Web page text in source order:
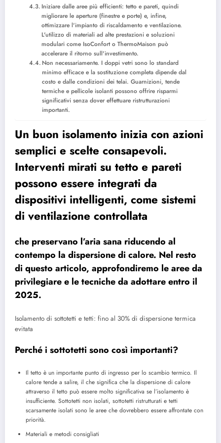
Iniziare dalle aree più efficienti: tetto e pareti, quindi
migliorare le aperture (finestre e porte) e, infine,
ottimizzare l'impianto di riscaldamento e ventilazione.
L'utilizzo di materiali ad alte prestazioni e soluzioni
modulari come IsoConfort o ThermoMaison può
accelerare il ritorno sull'investimento.
Non necessariamente. I doppi vetri sono lo standard
minimo efficace e la sostituzione completa dipende dal
costo e dalle condizioni dei telai. Guarnizioni, tende
termiche e pellicole isolanti possono offrire risparmi
significativi senza dover effettuare ristrutturazioni
importanti.
Un buon isolamento inizia con azioni
semplici e scelte consapevoli.
Interventi mirati su tetto e pareti
possono essere integrati da
dispositivi intelligenti, come sistemi
di ventilazione controllata
che preservano l’aria sana riducendo al
contempo la dispersione di calore. Nel resto
di questo articolo, approfondiremo le aree da
privilegiare e le tecniche da adottare entro il
2025.
Isolamento di sottotetti e tetti: fino al 30% di dispersione termica
evitata
Perché i sottotetti sono così importanti?
Il tetto è un importante punto di ingresso per lo scambio termico. Il
calore tende a salire, il che significa che la dispersione di calore
attraverso il tetto può essere molto significativa se l’isolamento è
insufficiente. Sottotetti non isolati, sottotetti ristrutturati e tetti
scarsamente isolati sono le aree che dovrebbero essere affrontate con
priorità.
Materiali e metodi consigliati